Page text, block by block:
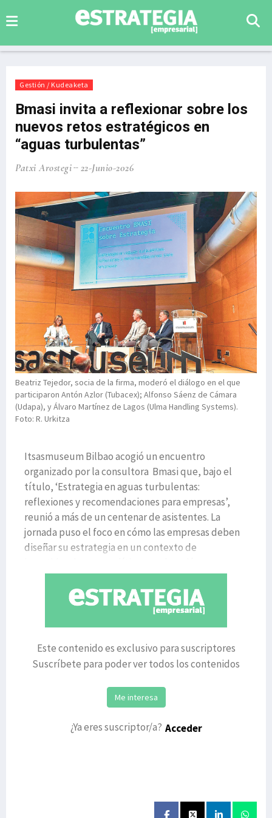
Gestión / Kudeaketa
Bmasi invita a reflexionar sobre los
nuevos retos estratégicos en
“aguas turbulentas”
Patxi Arostegi 22-Junio-2026
Beatriz Tejedor, socia de la firma, moderó el diálogo en el que
participaron Antón Azlor (Tubacex); Alfonso Sáenz de Cámara
(Udapa), y Álvaro Martínez de Lagos (Ulma Handling Systems).
Foto: R. Urkitza
Itsasmuseum Bilbao acogió un encuentro
organizado por la consultora Bmasi que, bajo el
título, ‘Estrategia en aguas turbulentas:
reflexiones y recomendaciones para empresas’,
reunió a más de un centenar de asistentes. La
jornada puso el foco en cómo las empresas deben
diseñar su estrategia en un contexto de
Este contenido es exclusivo para suscriptores
Suscríbete para poder ver todos los contenidos
Me interesa
¿Ya eres suscriptor/a? Acceder